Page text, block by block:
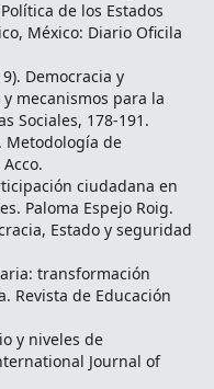
de los Estados
México: Diario Oficila
Democracia y
mecanismos para la
Sociales, 178-191.
Metodología de
ciudadana en
Paloma Espejo Roig.
Estado y seguridad
transformación
Revista de Educación
y niveles de
Journal of